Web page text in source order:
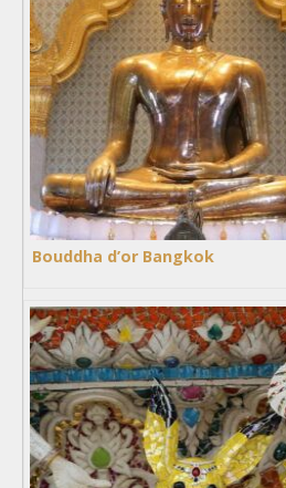
Bouddha d’or Bangkok